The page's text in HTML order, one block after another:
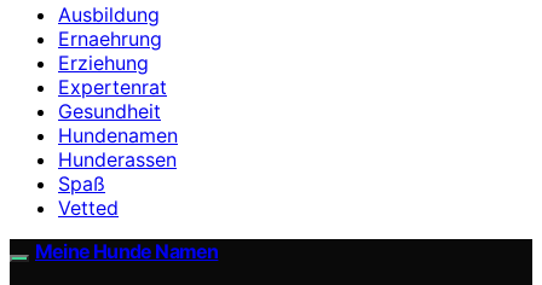
Ausbildung
Ernaehrung
Erziehung
Expertenrat
Gesundheit
Hundenamen
Hunderassen
Spaß
Vetted
Meine Hunde Namen